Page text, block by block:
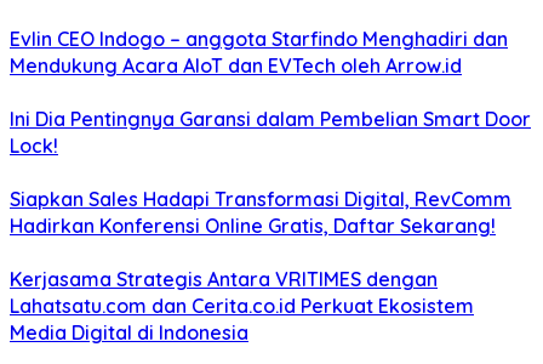
Evlin CEO Indogo – anggota Starfindo Menghadiri dan
Mendukung Acara AIoT dan EVTech oleh Arrow.id
Ini Dia Pentingnya Garansi dalam Pembelian Smart Door
Lock!
Siapkan Sales Hadapi Transformasi Digital, RevComm
Hadirkan Konferensi Online Gratis, Daftar Sekarang!
Kerjasama Strategis Antara VRITIMES dengan
Lahatsatu.com dan Cerita.co.id Perkuat Ekosistem
Media Digital di Indonesia